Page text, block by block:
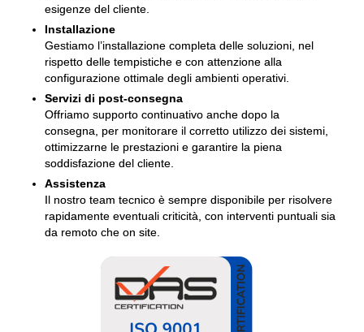
esigenze del cliente.
Installazione
Gestiamo l’installazione completa delle soluzioni, nel
rispetto delle tempistiche e con attenzione alla
configurazione ottimale degli ambienti operativi.
Servizi di post-consegna
Offriamo supporto continuativo anche dopo la
consegna, per monitorare il corretto utilizzo dei sistemi,
ottimizzarne le prestazioni e garantire la piena
soddisfazione del cliente.
Assistenza
Il nostro team tecnico è sempre disponibile per risolvere
rapidamente eventuali criticità, con interventi puntuali sia
da remoto che on site.